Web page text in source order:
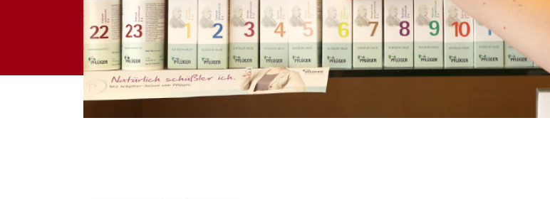
Darmberatung
Mikronährstoffe
Weidinger Mischungen
TCM - Wellness-Tee
TCM Bücher